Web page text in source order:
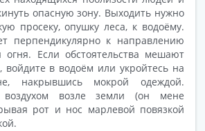
опасную зону. Выходить нужно
просеку, опушку леса, к водоёму.
перпендикулярно к направлению
огня. Если обстоятельства мешают
войдите в водоём или укройтесь на
накрывшись мокрой одеждой.
возле земли (он мене
рот и нос марлевой повязкой